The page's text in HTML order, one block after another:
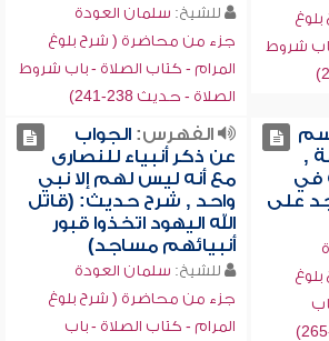
باب شروط
للشيخ: سلمان العودة
جزء من محاضرة ( شرح بلوغ
المرام - كتاب الصلاة - باب شروط
الصلاة - حديث 238-241)
,
في
على
الفهرس:الجواب
عن ذكر أنبياء للنصارى
مع أنه ليس لهم إلا نبي
واحد , شرح حديث: (قاتل
الله اليهود اتخذوا قبور
أنبيائهم مساجد)
للشيخ: سلمان العودة
جزء من محاضرة ( شرح بلوغ
المرام - كتاب الصلاة - باب